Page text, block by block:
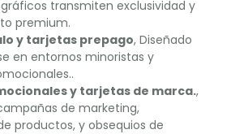
transmiten exclusividad y
premium.
y tarjetas prepago, Diseñado
en entornos minoristas y
y tarjetas de marca.,
de marketing,
productos, y obsequios de